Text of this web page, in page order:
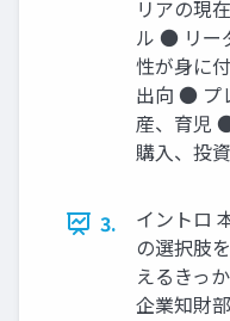
リアの現
ル ● リー
性が身に
出向 ● プ
産、育児
購入、投
3.
イントロ
の選択肢
えるきっ
企業知財